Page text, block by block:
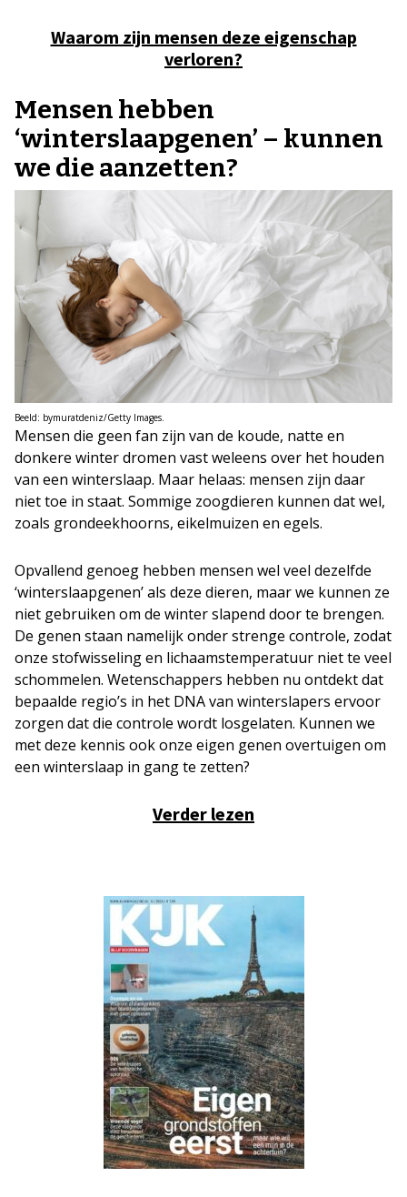
Waarom zijn mensen deze eigenschap
verloren?
Mensen hebben
‘winterslaapgenen’ – kunnen
we die aanzetten?
Beeld: bymuratdeniz/Getty Images.
Mensen die geen fan zijn van de koude, natte en
donkere winter dromen vast weleens over het houden
van een winterslaap. Maar helaas: mensen zijn daar
niet toe in staat. Sommige zoogdieren kunnen dat wel,
zoals grondeekhoorns, eikelmuizen en egels.
Opvallend genoeg hebben mensen wel veel dezelfde
‘winterslaapgenen’ als deze dieren, maar we kunnen ze
niet gebruiken om de winter slapend door te brengen.
De genen staan namelijk onder strenge controle, zodat
onze stofwisseling en lichaamstemperatuur niet te veel
schommelen. Wetenschappers hebben nu ontdekt dat
bepaalde regio’s in het DNA van winterslapers ervoor
zorgen dat die controle wordt losgelaten. Kunnen we
met deze kennis ook onze eigen genen overtuigen om
een winterslaap in gang te zetten?
Verder lezen